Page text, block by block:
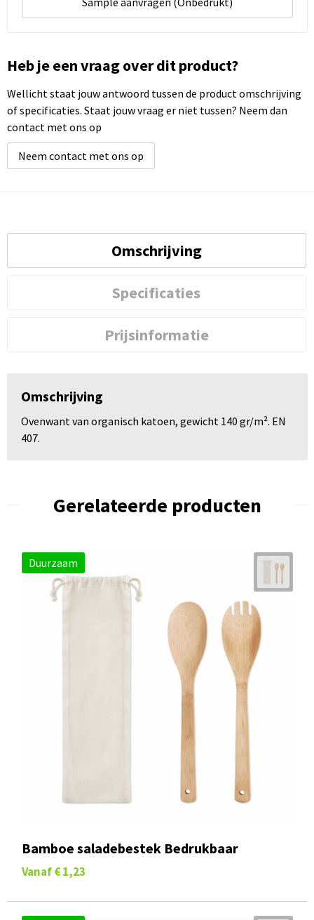
Heb je een vraag over dit product?
Wellicht staat jouw antwoord tussen de product omschrijving
of specificaties. Staat jouw vraag er niet tussen? Neem dan
contact met ons op
Neem contact met ons op
Omschrijving
Specificaties
Prijsinformatie
Omschrijving
Ovenwant van organisch katoen, gewicht 140 gr/m². EN
407.
Gerelateerde producten
Duurzaam
Bamboe saladebestek Bedrukbaar
Vanaf € 1,23